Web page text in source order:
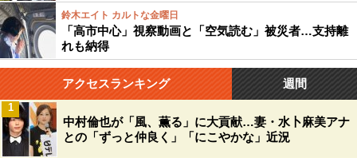
鈴木エイト カルトな金曜日
「高市中心」視察動画と「空気読む」被災者…支持離
れも納得
アクセスランキング 週間
中村倫也が「風、薫る」に大貢献…妻・水卜麻美アナ
との「ずっと仲良く」「にこやかな」近況
1